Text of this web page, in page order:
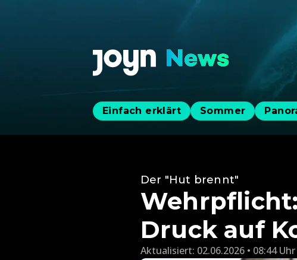
Einfach erklärt Sommer
Der "Hut brennt"
Druck auf
Aktualisiert: 02.06.2026 • 08:44 Uhr